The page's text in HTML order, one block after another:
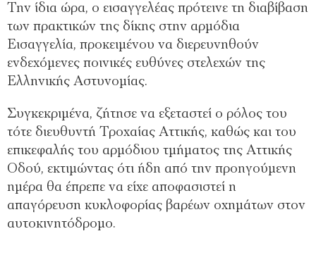
Την ίδια ώρα, ο εισαγγελέας πρότεινε τη διαβίβαση
των πρακτικών της δίκης στην αρμόδια
Εισαγγελία, προκειμένου να διερευνηθούν
ενδεχόμενες ποινικές ευθύνες στελεχών της
Ελληνικής Αστυνομίας.
Συγκεκριμένα, ζήτησε να εξεταστεί ο ρόλος του
τότε διευθυντή Τροχαίας Αττικής, καθώς και του
επικεφαλής του αρμόδιου τμήματος της Αττικής
Οδού, εκτιμώντας ότι ήδη από την προηγούμενη
ημέρα θα έπρεπε να είχε αποφασιστεί η
απαγόρευση κυκλοφορίας βαρέων οχημάτων στον
αυτοκινητόδρομο.